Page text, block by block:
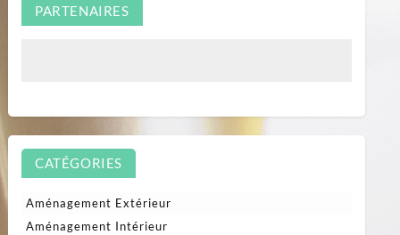
PARTENAIRES
CATÉGORIES
Aménagement Extérieur
Aménagement Intérieur